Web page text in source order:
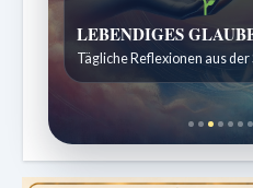
LEBENDIGES
Tägliche Reflexionen aus der
Bibelgeschichten zum
Kindergeschichten für 7 bis